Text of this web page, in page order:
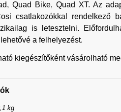
Quad Bike, Quad XT. Az
csatlakozókkal rendelkező
is letesztelni.
a felhelyezést.
kiegészítőként vásárolható
kg